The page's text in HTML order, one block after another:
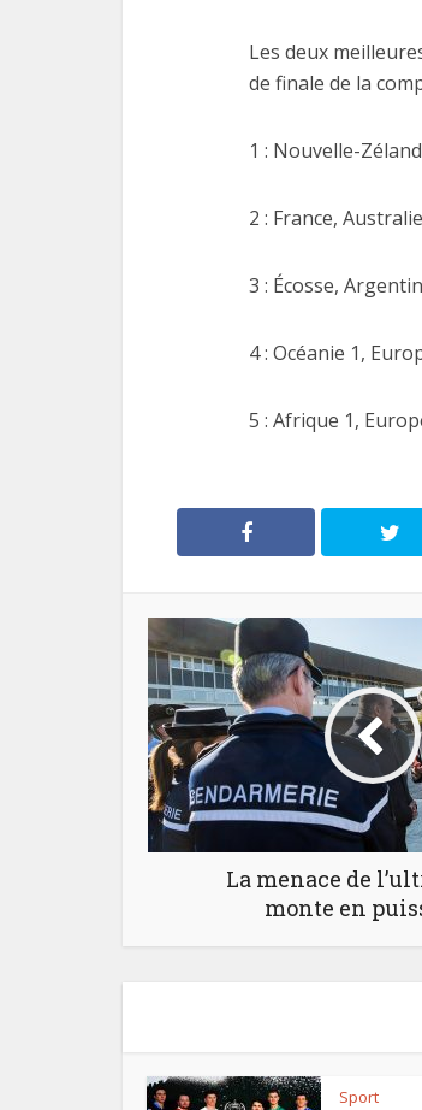
Les deux
de finale de la
1 : Nouvelle-
2 : France,
3 : Écosse,
4 : Océanie 1,
5 : Afrique 1,
La menace de
monte en
Sport